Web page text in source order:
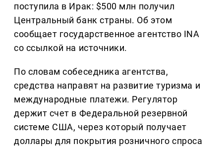
поступила в Ирак: $500 млн получил
Центральный банк страны. Об этом
сообщает государственное агентство INA
со ссылкой на источники.
По словам собеседника агентства,
средства направят на развитие туризма и
международные платежи. Регулятор
держит счет в Федеральной резервной
системе США, через который получает
доллары для покрытия розничного спроса